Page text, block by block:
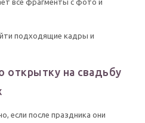
все фрагменты с фото и
подходящие кадры и
открытку на свадьбу
если после праздника они